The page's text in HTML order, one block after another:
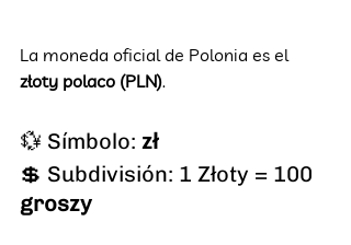
La moneda oficial de Polonia es el
złoty polaco (PLN).
💱 Símbolo: zł
💲 Subdivisión: 1 Złoty = 100
groszy